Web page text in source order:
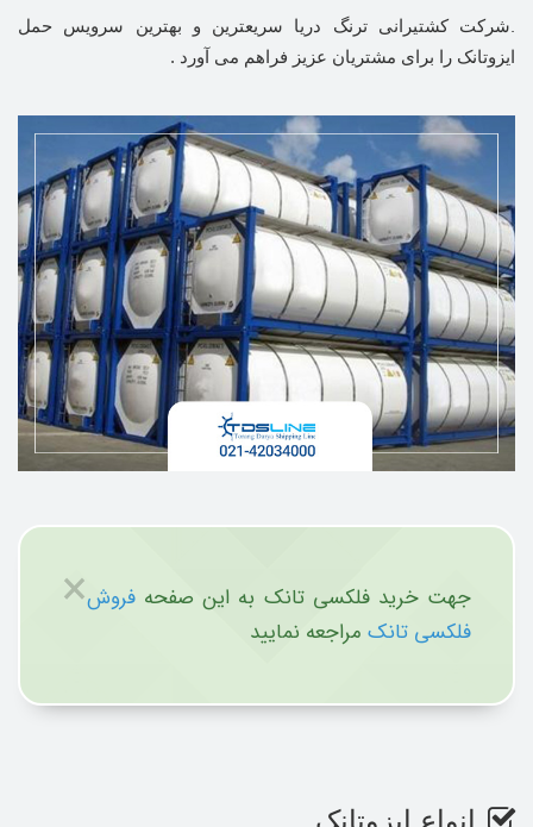
.شرکت کشتیرانی ترنگ دریا سریعترین و بهترین سرویس حمل
ایزوتانک را برای مشتریان عزیز فراهم می آورد .
× جهت خرید فلکسی تانک به این صفحه فروش
فلکسی تانک مراجعه نمایید
انواع ایزوتانک